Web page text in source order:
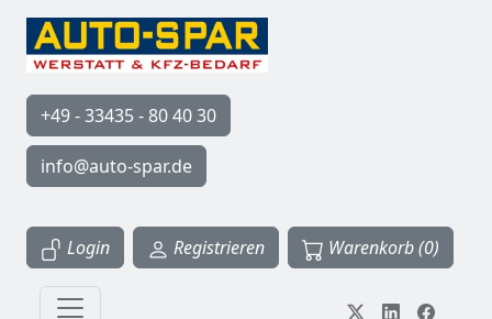
+49 - 33435 - 80 40 30
info@auto-spar.de
Login Registrieren Warenkorb (0)